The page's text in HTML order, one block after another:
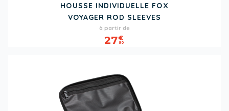
HOUSSE INDIVIDUELLE FOX
VOYAGER ROD SLEEVES
Prix
à partir de
27€
90